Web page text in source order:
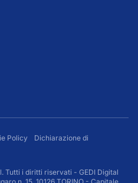
Policy
Dichiarazione di
Tutti i diritti riservati - GEDI Digital